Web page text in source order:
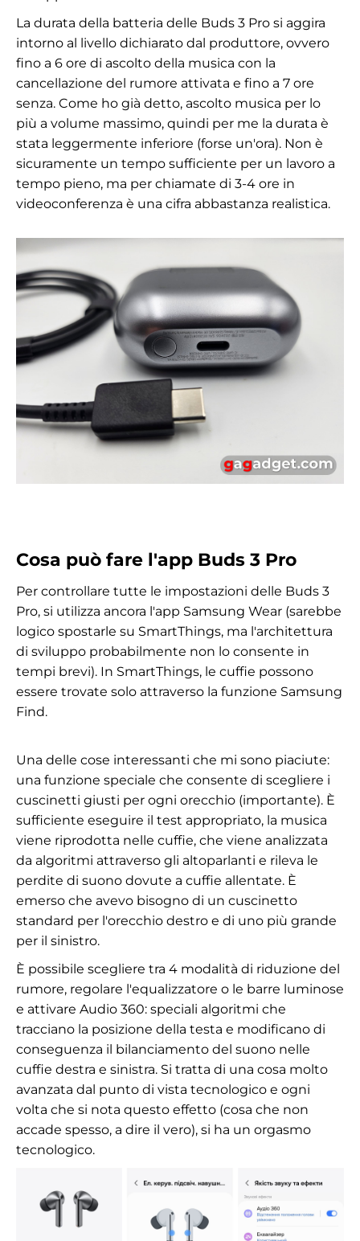
La durata della batteria delle Buds 3 Pro si aggira
intorno al livello dichiarato dal produttore, ovvero
fino a 6 ore di ascolto della musica con la
cancellazione del rumore attivata e fino a 7 ore
senza. Come ho già detto, ascolto musica per lo
più a volume massimo, quindi per me la durata è
stata leggermente inferiore (forse un'ora). Non è
sicuramente un tempo sufficiente per un lavoro a
tempo pieno, ma per chiamate di 3-4 ore in
videoconferenza è una cifra abbastanza realistica.
Cosa può fare l'app Buds 3 Pro
Per controllare tutte le impostazioni delle Buds 3
Pro, si utilizza ancora l'app Samsung Wear (sarebbe
logico spostarle su SmartThings, ma l'architettura
di sviluppo probabilmente non lo consente in
tempi brevi). In SmartThings, le cuffie possono
essere trovate solo attraverso la funzione Samsung
Find.
Una delle cose interessanti che mi sono piaciute:
una funzione speciale che consente di scegliere i
cuscinetti giusti per ogni orecchio (importante). È
sufficiente eseguire il test appropriato, la musica
viene riprodotta nelle cuffie, che viene analizzata
da algoritmi attraverso gli altoparlanti e rileva le
perdite di suono dovute a cuffie allentate. È
emerso che avevo bisogno di un cuscinetto
standard per l'orecchio destro e di uno più grande
per il sinistro.
È possibile scegliere tra 4 modalità di riduzione del
rumore, regolare l'equalizzatore o le barre luminose
e attivare Audio 360: speciali algoritmi che
tracciano la posizione della testa e modificano di
conseguenza il bilanciamento del suono nelle
cuffie destra e sinistra. Si tratta di una cosa molto
avanzata dal punto di vista tecnologico e ogni
volta che si nota questo effetto (cosa che non
accade spesso, a dire il vero), si ha un orgasmo
tecnologico.